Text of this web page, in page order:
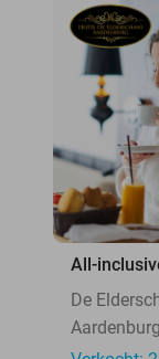
All-
De
Aardenburg